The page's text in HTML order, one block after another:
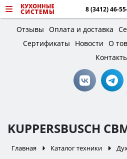
8 (3412) 46-
Отзывы Оплата и доставка
Сертификаты
Новости О
KUPPERSBUSCH
Главная Каталог техники